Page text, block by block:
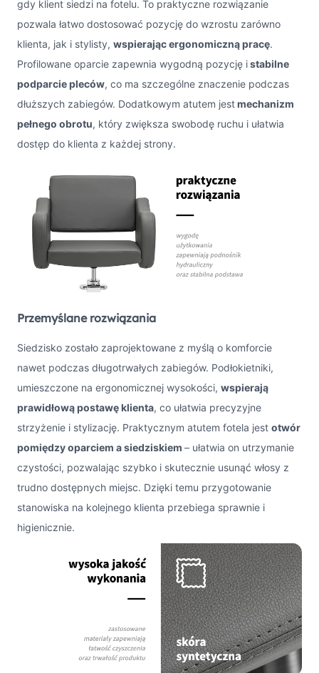
gdy klient siedzi na fotelu. To praktyczne rozwiązanie
pozwala łatwo dostosować pozycję do wzrostu zarówno
klienta, jak i stylisty, wspierając ergonomiczną pracę.
Profilowane oparcie zapewnia wygodną pozycję istabilne
podparcie pleców, co ma szczególne znaczenie podczas
dłuższych zabiegów. Dodatkowym atutem jestmechanizm
pełnego obrotu, który zwiększa swobodę ruchu i ułatwia
dostęp do klienta z każdej strony.
Przemyślane rozwiązania
Siedzisko zostało zaprojektowane z myślą o komforcie
nawet podczas długotrwałych zabiegów. Podłokietniki,
umieszczone na ergonomicznej wysokości, wspierają
prawidłową postawę klienta, co ułatwia precyzyjne
strzyżenie i stylizację. Praktycznym atutem fotela jest otwór
pomiędzy oparciem a siedziskiem – ułatwia on utrzymanie
czystości, pozwalając szybko i skutecznie usunąć włosy z
trudno dostępnych miejsc. Dzięki temu przygotowanie
stanowiska na kolejnego klienta przebiega sprawnie i
higienicznie.